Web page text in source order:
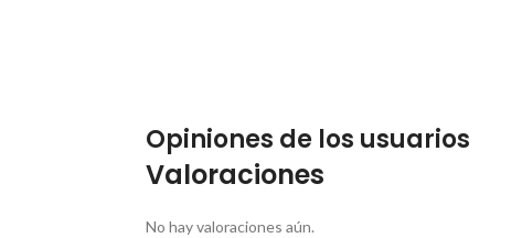
Opiniones de los usuarios
Valoraciones
No hay valoraciones aún.